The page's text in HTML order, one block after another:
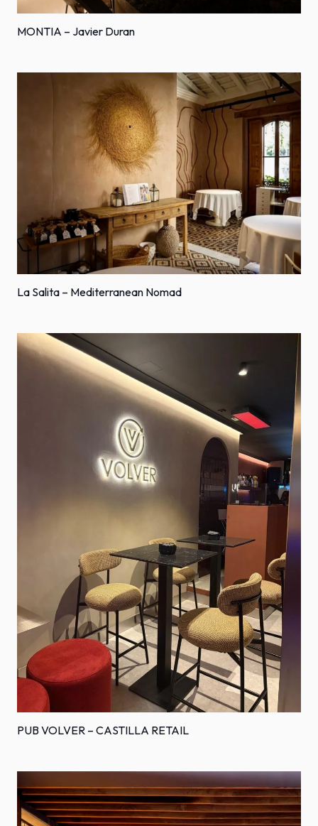
MONTIA – Javier Duran
La Salita – Mediterranean Nomad
PUB VOLVER – CASTILLA RETAIL